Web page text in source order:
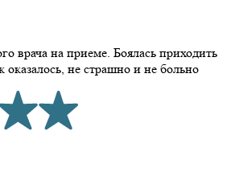
врача на приеме. Боялась приходить
оказалось, не страшно и не больно